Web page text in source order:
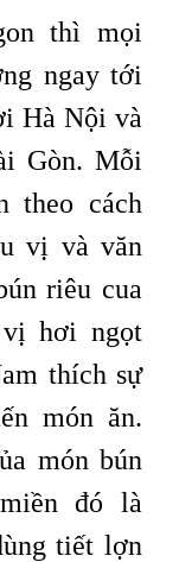
thì mọi
ngay tới
Hà Nội và
Gòn. Mỗi
theo cách
vị và văn
riêu cua
hơi ngọt
thích sự
món ăn.
món bún
đó là
tiết lợn